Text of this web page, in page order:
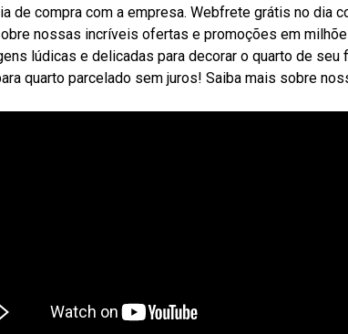
de compra com a empresa. Webfrete grátis no dia
nossas incríveis ofertas e promoções em
lúdicas e delicadas para decorar o quarto de
quarto parcelado sem juros! Saiba mais sobre